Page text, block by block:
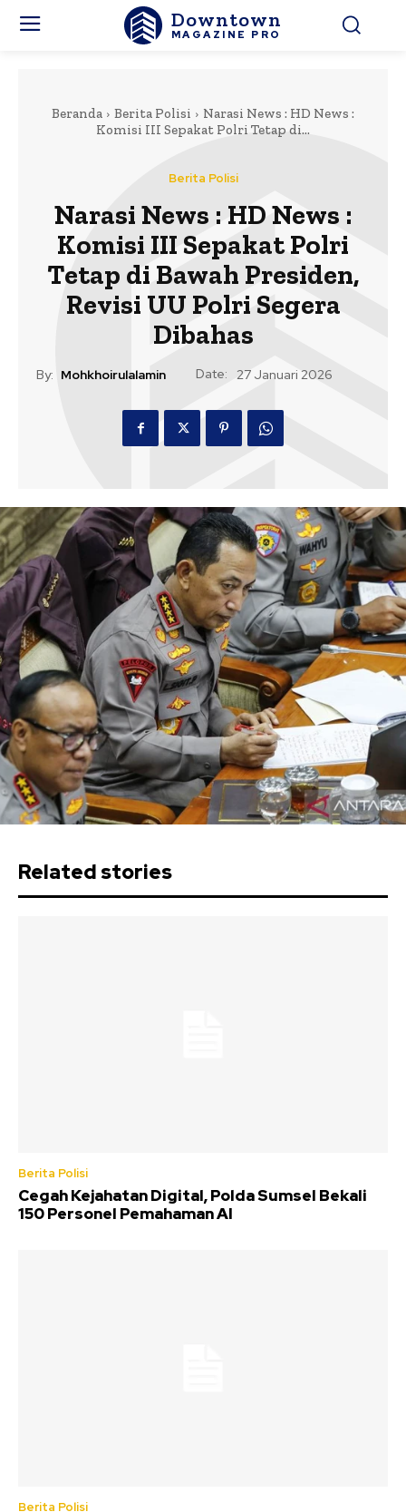
Downtown
MAGAZINE PRO
Beranda Berita Polisi
Narasi News : HD News :
Komisi III Sepakat Polri Tetap di...
Berita Polisi
Narasi News : HD News :
Komisi III Sepakat Polri
Tetap di Bawah Presiden,
Revisi UU Polri Segera
Dibahas
By: Mohkhoirulalamin Date: 27 Januari 2026
Related stories
Berita Polisi
Cegah Kejahatan Digital, Polda Sumsel Bekali
150 Personel Pemahaman AI
Berita Polisi